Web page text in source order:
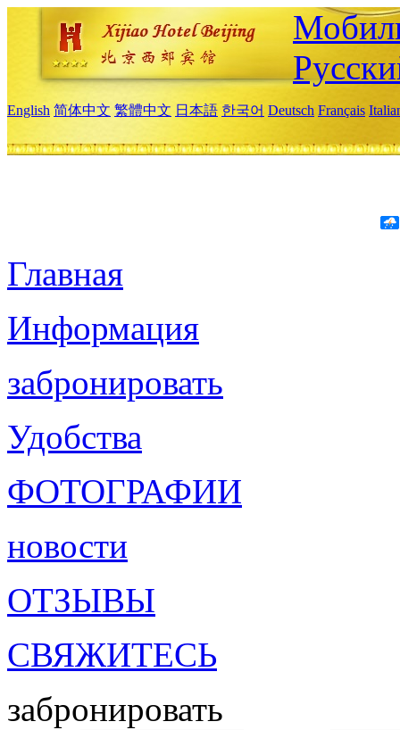
English 简体中文 繁體中文 日本語 한국어 Deutsch Français
Главная
Информация
забронировать
Удобства
ФОТОГРАФИИ
новости
ОТЗЫВЫ
СВЯЖИТЕСЬ
забронировать